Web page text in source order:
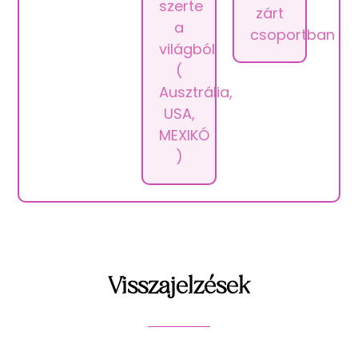
szerte
a
világból
(
Ausztrália,
USA,
MEXIKÓ
)
zárt
csoportban
Visszajelzések